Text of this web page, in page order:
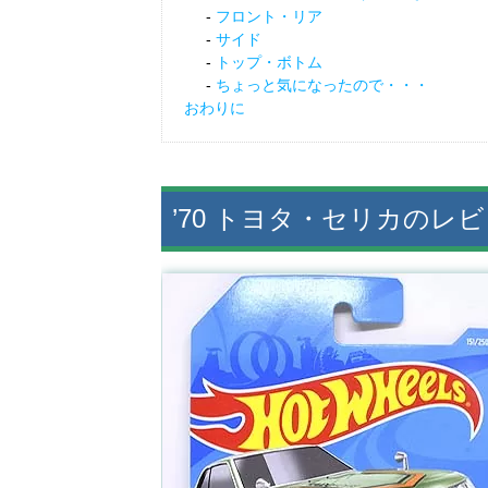
フロント・リア
サイド
トップ・ボトム
ちょっと気になったので・・・
おわりに
’70 トヨタ・セリカのレ